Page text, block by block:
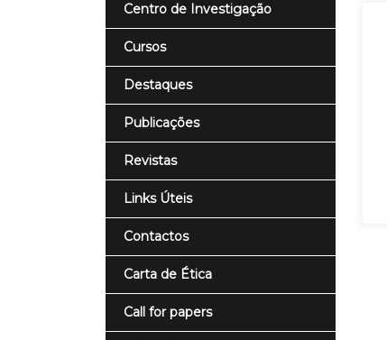
Centro de Investigação
Cursos
Destaques
Publicações
Revistas
Links Úteis
Contactos
Carta de Ética
Call for papers